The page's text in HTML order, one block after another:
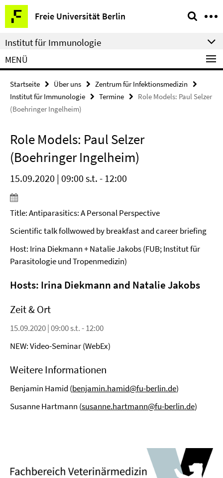
Springe
direkt
zu
Inhalt
Freie Universität Berlin
Service-
Navigation
Institut für Immunologie
MENÜ
Startseite Über uns
Zentrum für Infektionsmedizin
Institut für Immunologie
Termine
Role Models: Paul Selzer
(Boehringer Ingelheim)
Role Models: Paul Selzer
(Boehringer Ingelheim)
15.09.2020 | 09:00 s.t. - 12:00
Title: Antiparasitics: A Personal Perspective
Scientific talk follwowed by breakfast and career briefing
Host: Irina Diekmann + Natalie Jakobs (FUB; Institut für
Parasitologie und Tropenmedizin)
Hosts: Irina Diekmann and Natalie Jakobs
Zeit & Ort
15.09.2020 | 09:00 s.t. - 12:00
NEW: Video-Seminar (WebEx)
Weitere Informationen
Benjamin Hamid (benjamin.hamid@fu-berlin.de)
Susanne Hartmann (susanne.hartmann@fu-berlin.de)